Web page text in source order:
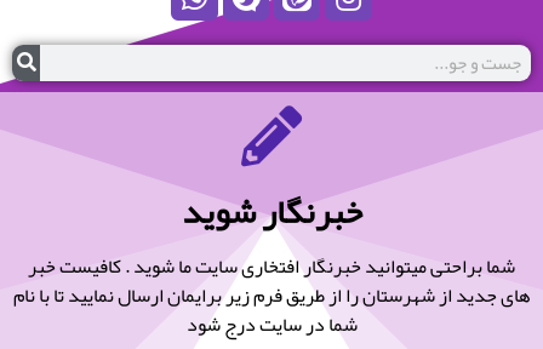
خبرنگار شوید
شما براحتی میتوانید خبرنگار افتخاری سایت ما شوید . کافیست خبر
های جدید از شهرستان را از طریق فرم زیر برایمان ارسال نمایید تا با نام
شما در سایت درج شود